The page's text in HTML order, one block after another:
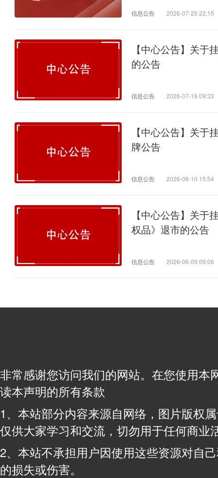
信息公告 2026-07-25 22:15
【中心公告】关于
的公告
信息公告 2026-07-16 09:33
【中心公告】关于
牌公告
信息公告 2026-06-10 15:54
【中心公告】关于
权品》退市的公告
信息公告 2026-06-09 09:06
非常感谢您访问我们的网站。在您使用本
读本声明的所有条款
1、本站部分内容来源自网络，图片版权
仅供大家学习和交流，切勿用于任何商业
2、本站不承担用户因使用这些资源对自
的损失或伤害。